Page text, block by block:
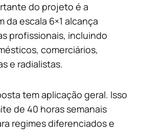
do projeto é a
da escala 6×1 alcança
profissionais, incluindo
comerciários,
e radialistas.
tem aplicação geral. Isso
de 40 horas semanais
regimes diferenciados e